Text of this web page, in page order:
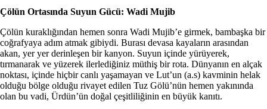
Çölün Ortasında Suyun Gücü: Wadi Mujib
Çölün kuraklığından hemen sonra Wadi Mujib’e girmek, bambaşka bir
coğrafyaya adım atmak gibiydi. Burası devasa kayaların arasından
akan, yer yer derinleşen bir kanyon. Suyun içinde yürüyerek,
tırmanarak ve yüzerek ilerlediğiniz müthiş bir rota. Dünyanın en alçak
noktası, içinde hiçbir canlı yaşamayan ve Lut’un (a.s) kavminin helak
olduğu bölge olduğu rivayet edilen Tuz Gölü’nün hemen yakınında
olan bu vadi, Ürdün’ün doğal çeşitliliğinin en büyük kanıtı.